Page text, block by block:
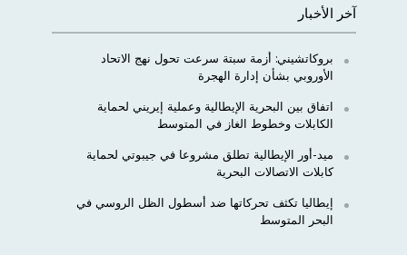
آخر الأخبار
بروكاتشيني: أزمة سبتة سرعت تحول نهج الاتحاد
الأوروبي بشأن إدارة الهجرة
اتفاق بين البحرية الإيطالية وعملية إيريني لحماية
الكابلات وخطوط الغاز في المتوسط
ميد-أور الإيطالية تطلق مشروعا في جيبوتي لحماية
كابلات الاتصالات البحرية
إيطاليا تكثف تحركاتها ضد أسطول الظل الروسي في
البحر المتوسط